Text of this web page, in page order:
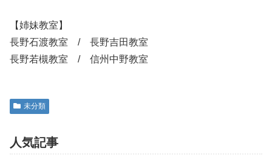
【姉妹教室】
長野石渡教室 / 長野吉田教室
長野若槻教室 / 信州中野教室
未分類
人気記事